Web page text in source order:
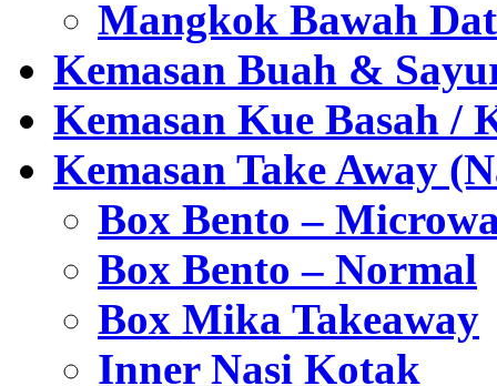
Mangkok Bawah
Kemasan Buah &
Kemasan Kue Basah /
Kemasan Take Away
Box Bento –
Box Bento – Normal
Box Mika Takeaway
Inner Nasi Kotak